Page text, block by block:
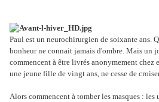
Paul est un neurochirurgien de soixante ans.
bonheur ne connait jamais d'ombre. Mais un
commencent à être livrés anonymement chez
une jeune fille de vingt ans, ne cesse de
Alors commencent à tomber les masques : les